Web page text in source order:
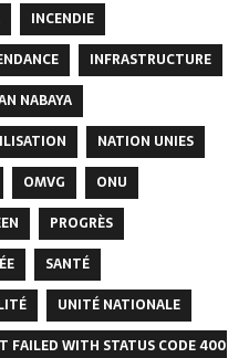
INCENDIE
INFRASTRUCTURE
NABAYA
NATION UNIES
OMVG
ONU
PROGRÈS
SANTÉ
UNITÉ NATIONALE
FAILED WITH STATUS CODE 400